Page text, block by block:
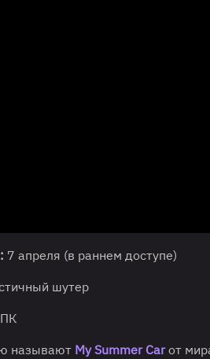
7 апреля (в раннем доступе)
шутер
ПК
называют My Summer Carот